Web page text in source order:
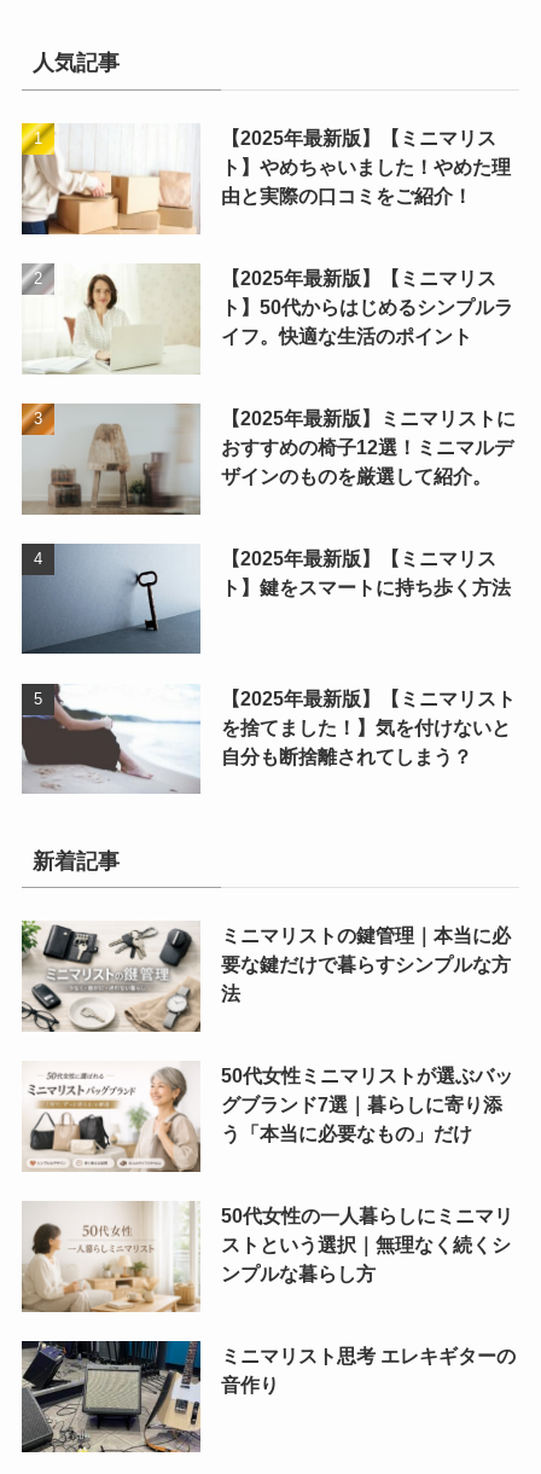
人気記事
【2025年最新版】【ミニマリス
ト】やめちゃいました！やめた理
由と実際の口コミをご紹介！
【2025年最新版】【ミニマリス
ト】50代からはじめるシンプルラ
イフ。快適な生活のポイント
【2025年最新版】ミニマリストに
おすすめの椅子12選！ミニマルデ
ザインのものを厳選して紹介。
【2025年最新版】【ミニマリス
ト】鍵をスマートに持ち歩く方法
【2025年最新版】【ミニマリスト
を捨てました！】気を付けないと
自分も断捨離されてしまう？
新着記事
ミニマリストの鍵管理｜本当に必
要な鍵だけで暮らすシンプルな方
法
50代女性ミニマリストが選ぶバッ
グブランド7選｜暮らしに寄り添
う「本当に必要なもの」だけ
50代女性の一人暮らしにミニマリ
ストという選択｜無理なく続くシ
ンプルな暮らし方
ミニマリスト思考 エレキギターの
音作り